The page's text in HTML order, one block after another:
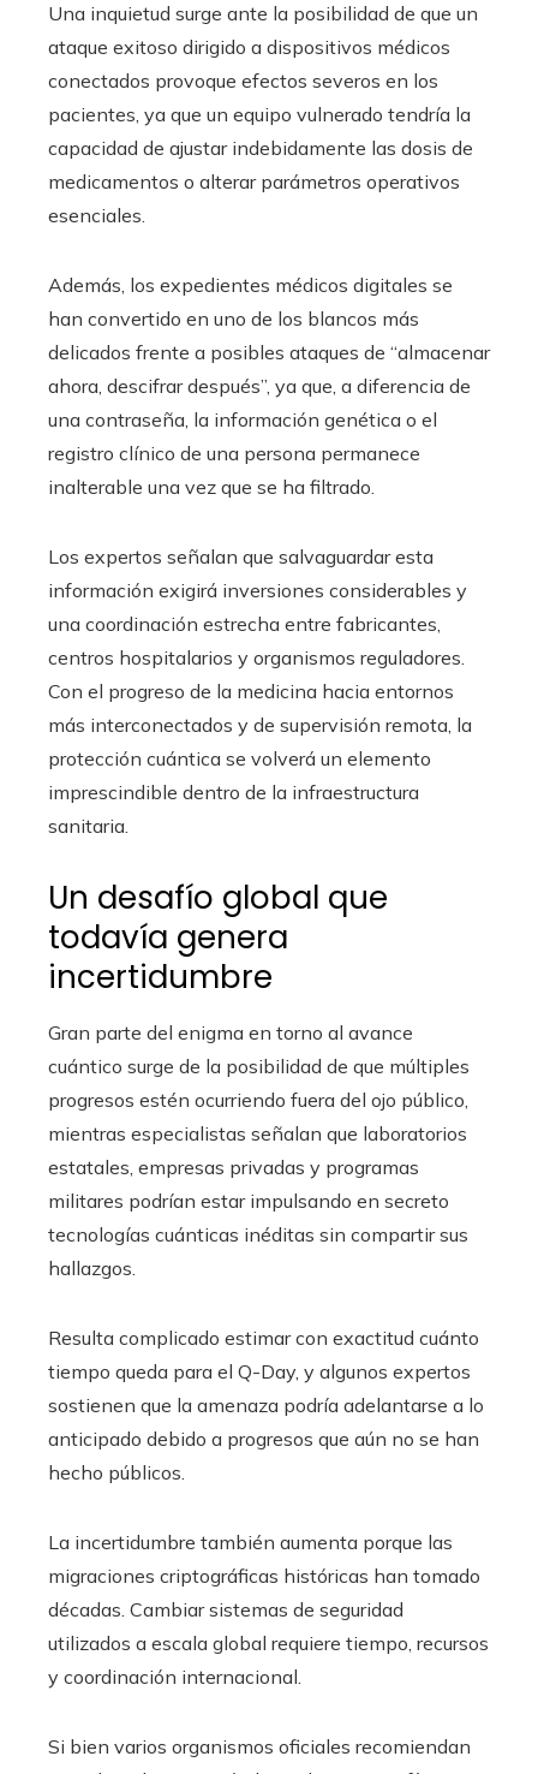
Una inquietud surge ante la posibilidad de que un
ataque exitoso dirigido a dispositivos médicos
conectados provoque efectos severos en los
pacientes, ya que un equipo vulnerado tendría la
capacidad de ajustar indebidamente las dosis de
medicamentos o alterar parámetros operativos
esenciales.
Además, los expedientes médicos digitales se
han convertido en uno de los blancos más
delicados frente a posibles ataques de “almacenar
ahora, descifrar después”, ya que, a diferencia de
una contraseña, la información genética o el
registro clínico de una persona permanece
inalterable una vez que se ha filtrado.
Los expertos señalan que salvaguardar esta
información exigirá inversiones considerables y
una coordinación estrecha entre fabricantes,
centros hospitalarios y organismos reguladores.
Con el progreso de la medicina hacia entornos
más interconectados y de supervisión remota, la
protección cuántica se volverá un elemento
imprescindible dentro de la infraestructura
sanitaria.
Un desafío global que
todavía genera
incertidumbre
Gran parte del enigma en torno al avance
cuántico surge de la posibilidad de que múltiples
progresos estén ocurriendo fuera del ojo público,
mientras especialistas señalan que laboratorios
estatales, empresas privadas y programas
militares podrían estar impulsando en secreto
tecnologías cuánticas inéditas sin compartir sus
hallazgos.
Resulta complicado estimar con exactitud cuánto
tiempo queda para el Q-Day, y algunos expertos
sostienen que la amenaza podría adelantarse a lo
anticipado debido a progresos que aún no se han
hecho públicos.
La incertidumbre también aumenta porque las
migraciones criptográficas históricas han tomado
décadas. Cambiar sistemas de seguridad
utilizados a escala global requiere tiempo, recursos
y coordinación internacional.
Si bien varios organismos oficiales recomiendan